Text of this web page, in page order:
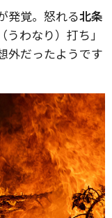
発覚。怒れる北条
うわなり）打ち」
外だったようです